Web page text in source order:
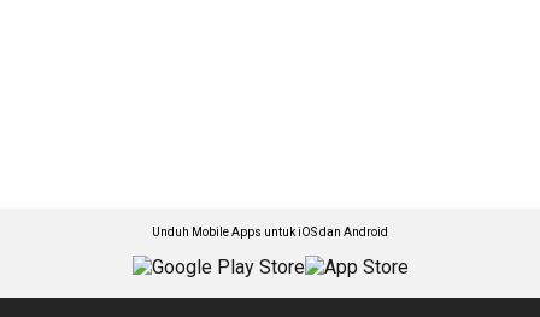
Unduh Mobile Apps untuk iOS dan Android